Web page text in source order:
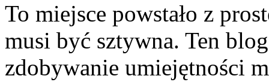
To miejsce powstało z
musi być sztywna. Ten
zdobywanie umiejętności